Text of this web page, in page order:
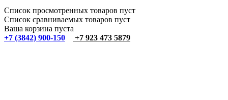
Список просмотренных товаров пуст
Список сравниваемых товаров пуст
Ваша корзина пуста
+7 (3842) 900-150
+7 923 473 5879